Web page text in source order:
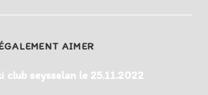
AIMER
club seysselan le 25.11.2022